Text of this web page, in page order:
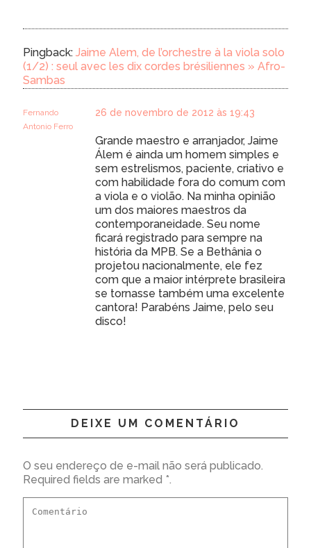
Pingback: Jaime Alem, de l’orchestre à la viola solo
(1/2) : seul avec les dix cordes brésiliennes » Afro-
Sambas
Fernando
Antonio Ferro
26 de novembro de 2012 às 19:43
Grande maestro e arranjador, Jaime
Álem é ainda um homem simples e
sem estrelismos, paciente, criativo e
com habilidade fora do comum com
a viola e o violão. Na minha opinião
um dos maiores maestros da
contemporaneidade. Seu nome
ficará registrado para sempre na
história da MPB. Se a Bethânia o
projetou nacionalmente, ele fez
com que a maior intérprete brasileira
se tornasse também uma excelente
cantora! Parabéns Jaime, pelo seu
disco!
DEIXE UM COMENTÁRIO
O seu endereço de e-mail não será publicado.
Required fields are marked *.